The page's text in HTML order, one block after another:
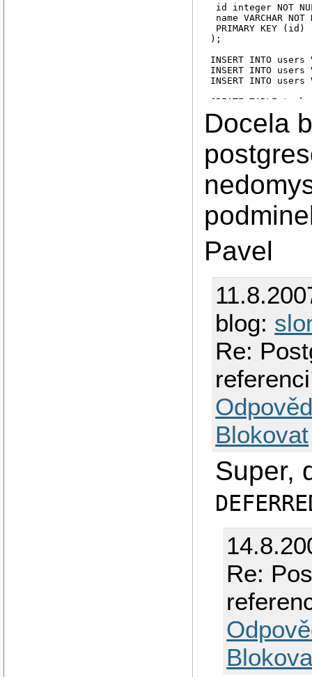
id integer NOT
name VARCHAR NOT
PRIMARY KEY (id)
);
INSERT INTO
INSERT INTO
INSERT INTO
CREATE TABLE
id integer NOT
owner INT
worker INT
checked_by INT
PRIMARY KEY (id)
);
INSERT INTO
INSERT INTO
INSERT INTO
DELETE FROM
DELETE FROM
Docela
Pavel
blog:
Re:
Blokovat
Super,
Re: